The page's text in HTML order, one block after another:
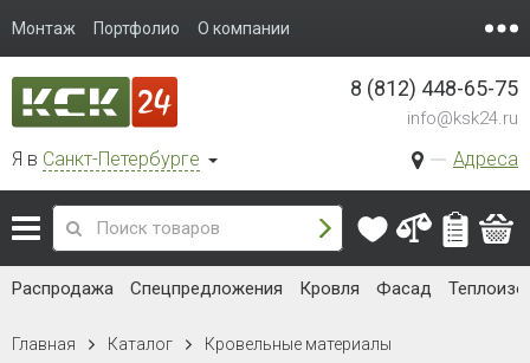
Монтаж Портфолио О компании
Я в Санкт-Петербурге Адреса
8 (812) 448-65-75
info@ksk24.ru
Распродажа Спецпредложения Кровля Фасад
Главная Каталог Кровельные материалы